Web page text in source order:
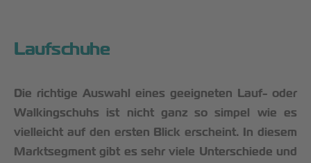
Laufschuhe
Die richtige Auswahl eines geeigneten Lauf- oder
Walkingschuhs ist nicht ganz so simpel wie es
vielleicht auf den ersten Blick erscheint. In diesem
Marktsegment gibt es sehr viele Unterschiede und